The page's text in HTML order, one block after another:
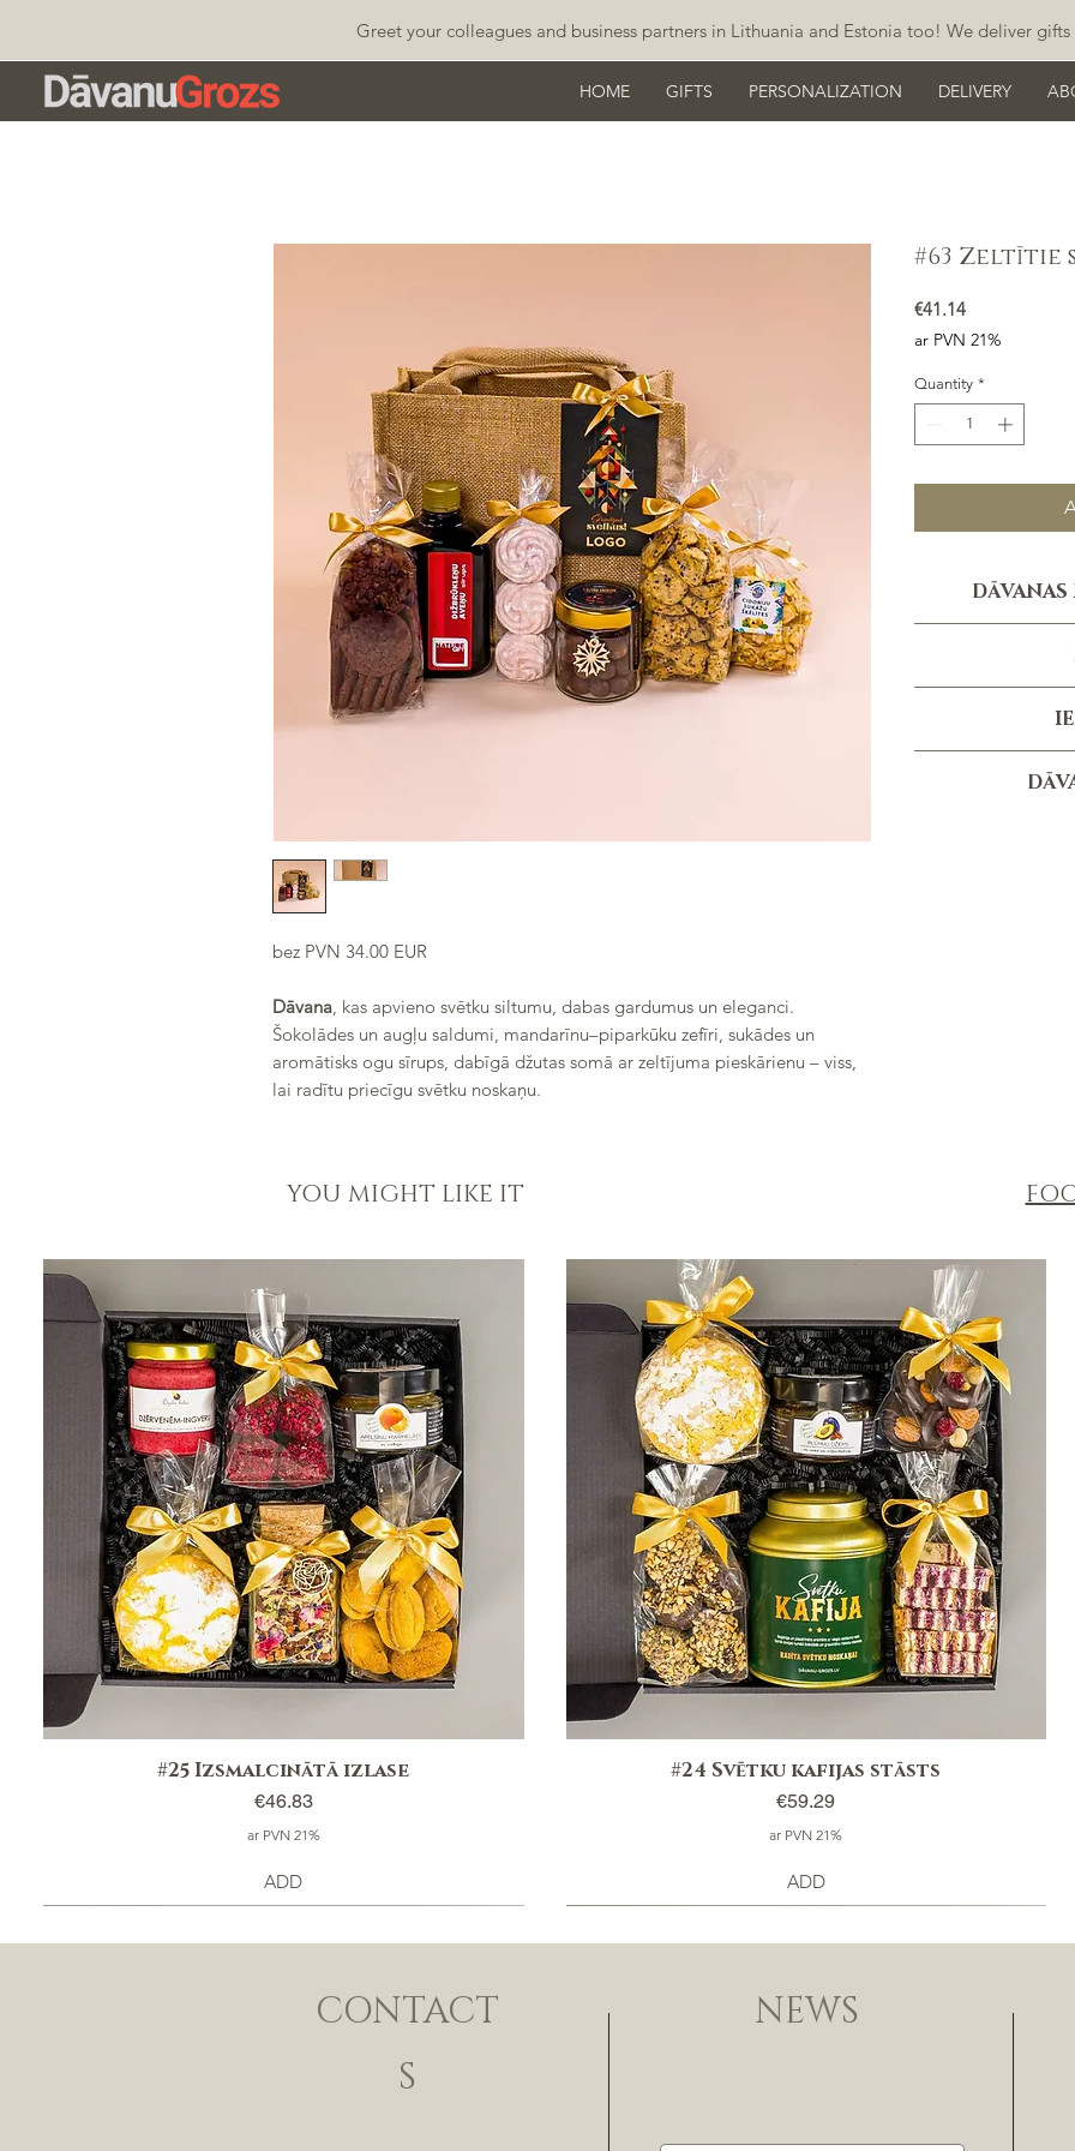
Greet your colleagues and business partners in Lithuania and Estonia too! We deliver
HOME GIFTS PERSONALIZATION DELIVERY
bez PVN 34.00 EUR
Dāvana , kas apvieno svētku siltumu, dabas gardumus un eleganci.
Šokolādes un augļu saldumi, mandarīnu–piparkūku zefīri, sukādes un
aromātisks ogu sīrups, dabīgā džutas somā ar zeltījuma pieskārienu – viss,
lai radītu priecīgu svētku noskaņu.
#63 Zeltītie
€41.14Price
ar PVN 21%
Quantity *
DĀVANAS
no
YOU MIGHT LIKE IT
#25 Izsmalcinātā izlase
Price
€46.83
ar PVN 21%
ADD
#24 Svētku kafijas stāsts
Price
€59.29
ar PVN 21%
ADD
CONTACT
S
NEWS